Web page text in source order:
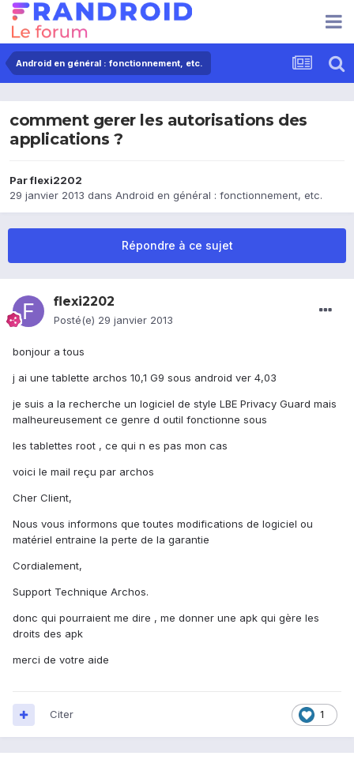
Android en général : fonctionnement, etc.
comment gerer les autorisations des
applications ?
Parflexi2202
29 janvier 2013 dans Android en général : fonctionnement, etc.
Répondre à ce sujet
flexi2202
Posté(e) 29 janvier 2013
bonjour a tous
j ai une tablette archos 10,1 G9 sous android ver 4,03
je suis a la recherche un logiciel de style LBE Privacy Guard mais
malheureusement ce genre d outil fonctionne sous
les tablettes root , ce qui n es pas mon cas
voici le mail reçu par archos
Cher Client,
Nous vous informons que toutes modifications de logiciel ou
matériel entraine la perte de la garantie
Cordialement,
Support Technique Archos.
donc qui pourraient me dire , me donner une apk qui gère les
droits des apk
merci de votre aide
1
Citer